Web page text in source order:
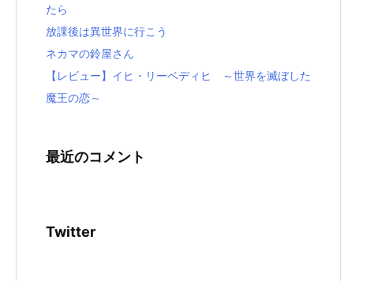
たら
放課後は異世界に行こう
ネカマの鈴屋さん
【レビュー】イヒ・リーベディヒ ～世界を滅ぼした
魔王の恋～
最近のコメント
Twitter